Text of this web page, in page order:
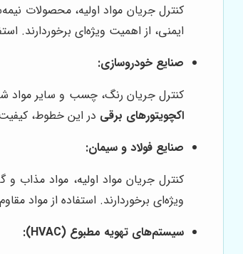
کنترل جریان مواد اولیه، محصولات
ایمنی، از اهمیت ویژه‌ای برخوردارند.
صنایع خودروسازی:
کنترل جریان رنگ، چسب و سایر مواد
اکچویتورهای برقی در این خطوط،
صنایع فولاد و سیمان:
کنترل جریان مواد اولیه، مواد مذاب
ویژه‌ای برخوردارند. استفاده از مواد
سیستم‌های تهویه مطبوع (HVAC):